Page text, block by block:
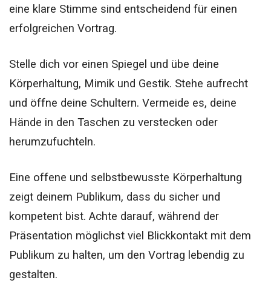
eine klare Stimme sind entscheidend für einen
erfolgreichen Vortrag.
Stelle dich vor einen Spiegel und übe deine
Körperhaltung, Mimik und Gestik. Stehe aufrecht
und öffne deine Schultern. Vermeide es, deine
Hände in den Taschen zu verstecken oder
herumzufuchteln.
Eine offene und selbstbewusste Körperhaltung
zeigt deinem Publikum, dass du sicher und
kompetent bist. Achte darauf, während der
Präsentation möglichst viel Blickkontakt mit dem
Publikum zu halten, um den Vortrag lebendig zu
gestalten.